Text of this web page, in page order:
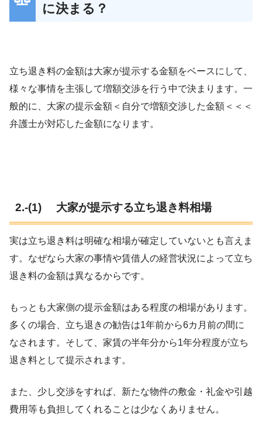
に決まる？
立ち退き料の金額は大家が提示する金額をベースにして、
様々な事情を主張して増額交渉を行う中で決まります。一
般的に、大家の提示金額＜自分で増額交渉した金額＜＜＜
弁護士が対応した金額になります。
2.-(1) 大家が提示する立ち退き料相場
実は立ち退き料は明確な相場が確定していないとも言えま
す。なぜなら大家の事情や賃借人の経営状況によって立ち
退き料の金額は異なるからです。
もっとも大家側の提示金額はある程度の相場があります。
多くの場合、立ち退きの勧告は1年前から6カ月前の間に
なされます。そして、家賃の半年分から1年分程度が立ち
退き料として提示されます。
また、少し交渉をすれば、新たな物件の敷金・礼金や引越
費用等も負担してくれることは少なくありません。